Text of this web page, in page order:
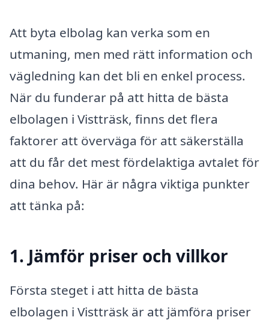
Att byta elbolag kan verka som en
utmaning, men med rätt information och
vägledning kan det bli en enkel process.
När du funderar på att hitta de bästa
elbolagen i Vistträsk, finns det flera
faktorer att överväga för att säkerställa
att du får det mest fördelaktiga avtalet för
dina behov. Här är några viktiga punkter
att tänka på:
1. Jämför priser och villkor
Första steget i att hitta de bästa
elbolagen i Vistträsk är att jämföra priser